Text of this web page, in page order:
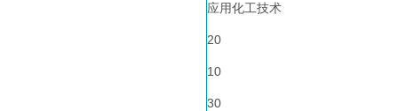
应用化工技术
20
10
30